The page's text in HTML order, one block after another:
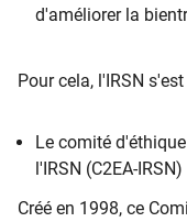
d'améliorer la
Pour cela, l'IRSN
Le comité
l'IRSN (C2EA-IRSN)
Créé en 1998, ce